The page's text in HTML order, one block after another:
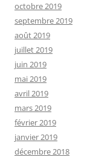
octobre 2019
septembre 2019
août 2019
juillet 2019
juin 2019
mai 2019
avril 2019
mars 2019
février 2019
janvier 2019
décembre 2018